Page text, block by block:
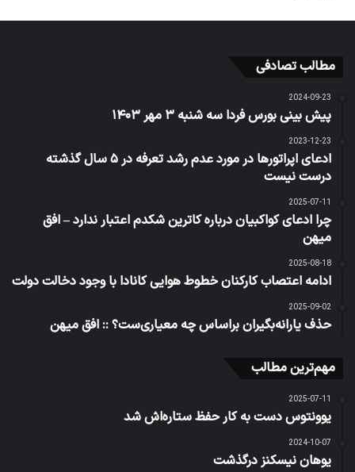
مطالب تصادفی
2024-09-23
پیش‌ بینی بورس فردا سه شنبه ۳ مهر ۱۴۰۳
2023-12-23
ادعای اپراتورها در مورد عدم رشد تعرفه در ۵ سال گذشته
درست نیست
2025-07-11
چرا ادعای کواکبیان درباره کاترین شکدم اعتبار ندارد – افق
میهن
2025-08-18
ادامه اعتصاب کارکنان خطوط هوایی کانادا با وجود دخالت دولت
2025-09-02
حذف یارانه‌بگیران براساس چه معیاری‌ست؟ :: افق میهن
مهم‌ترین مطالب
2025-07-11
یوونتوس دست به کار حفظ ستاره‌اش شد
2024-10-07
یوهان نیسکنز درگذشت